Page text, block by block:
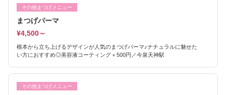
その他まつげメニュー
まつげパーマ
¥4,500～
根本から立ち上げるデザインが人気のまつげパーマ♪ナチュラルに魅せた
い方におすすめ◎美容液コーティング＋500円／今泉天神駅
その他まつげメニュー